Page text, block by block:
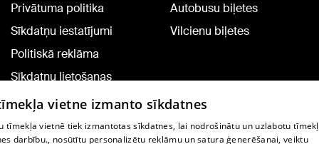
Privātuma politika
Sīkdatņu iestatījumi
Politiskā reklāma
Sīkdatņu lietošanas
noteikumi
Komentāru pievienošana
Autobusu biļetes
Vilcienu biļetes
vietne izmanto sīkdatnes
tīmekļa vietnē tiek izmantotas sīkdatnes, lai nodrošinātu un uzlabotu
darbību., nosūtītu personalizētu reklāmu un satura ģenerēšanai, veiktu